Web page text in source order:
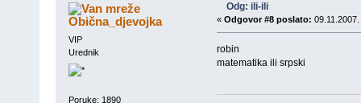
Obična_djevojka
VIP
Urednik
Poruke: 1890
Odg: ili-ili
« Odgovor #8 poslato:
robin
matematika ili srpski